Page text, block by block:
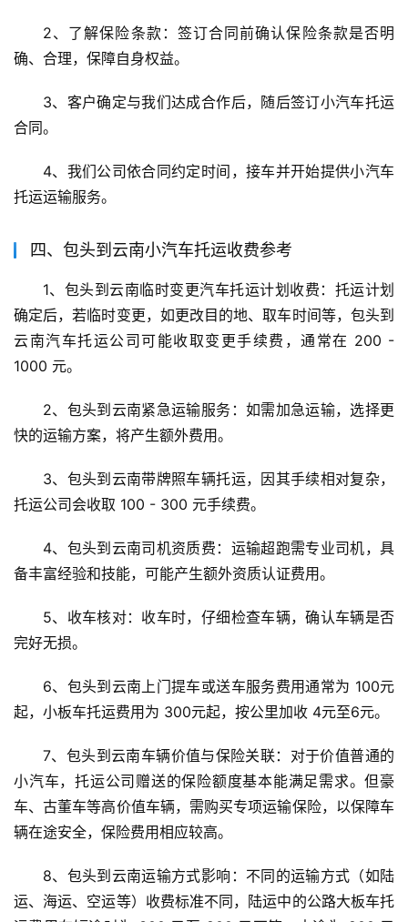
2、了解保险条款：签订合同前确认保险条款是否明
确、合理，保障自身权益。
3、客户确定与我们达成合作后，随后签订小汽车托运
合同。
4、我们公司依合同约定时间，接车并开始提供小汽车
托运运输服务。
四、包头到云南小汽车托运收费参考
1、包头到云南临时变更汽车托运计划收费：托运计划
确定后，若临时变更，如更改目的地、取车时间等，包头到
云南汽车托运公司可能收取变更手续费，通常在 200 -
1000 元。
2、包头到云南紧急运输服务：如需加急运输，选择更
快的运输方案，将产生额外费用。
3、包头到云南带牌照车辆托运，因其手续相对复杂，
托运公司会收取 100 - 300 元手续费。
4、包头到云南司机资质费：运输超跑需专业司机，具
备丰富经验和技能，可能产生额外资质认证费用。
5、收车核对：收车时，仔细检查车辆，确认车辆是否
完好无损。
6、包头到云南上门提车或送车服务费用通常为 100元
起，小板车托运费用为 300元起，按公里加收 4元至6元。
7、包头到云南车辆价值与保险关联：对于价值普通的
小汽车，托运公司赠送的保险额度基本能满足需求。但豪
车、古董车等高价值车辆，需购买专项运输保险，以保障车
辆在途安全，保险费用相应较高。
8、包头到云南运输方式影响：不同的运输方式（如陆
运、海运、空运等）收费标准不同，陆运中的公路大板车托